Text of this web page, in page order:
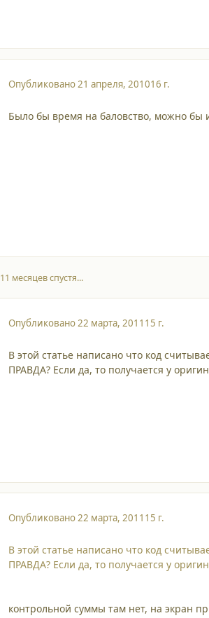
Опубликовано21 апреля, 201016 г.
Было бы время на баловство, можно бы
11 месяцев спустя...
Опубликовано22 марта, 2011 15 г.
В этой статье написано что код
ПРАВДА? Если да, то получается у
Опубликовано 22 марта, 2011 15 г.
В этой статье написано что код
ПРАВДА? Если да, то получается у
контрольной суммы там нет, на экран